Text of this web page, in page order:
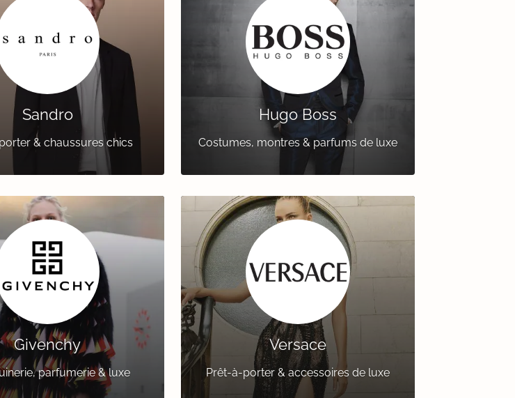
Sandro
& chaussures chics
Hugo Boss
Costumes, montres & parfums de luxe
Givenchy
parfumerie & luxe
Versace
Prêt-à-porter & accessoires de luxe